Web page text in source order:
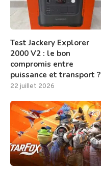
Test Jackery Explorer
2000 V2 : le bon
compromis entre
puissance et transport ?
22 juillet 2026
8.0